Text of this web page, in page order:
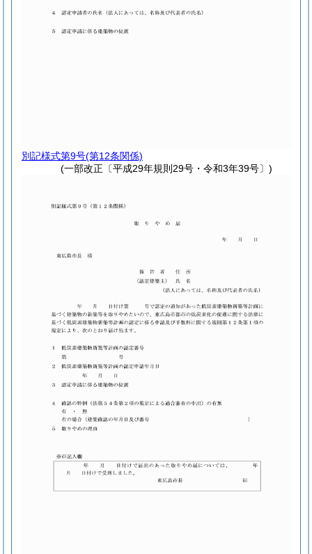
別記様式第9号(第12条関係)
(一部改正〔平成29年規則29号・令和3年39号〕)